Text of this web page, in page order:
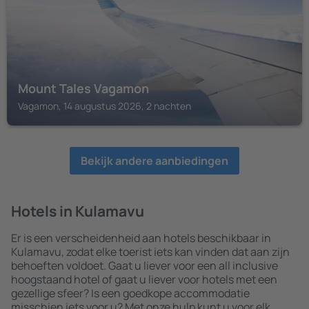
Mount Tales Vagamon
Vagamon, 14 augustus 2026, 2 nachten
Bekijk andere aanbiedingen
Hotels in Kulamavu
Er is een verscheidenheid aan hotels beschikbaar in
Kulamavu, zodat elke toerist iets kan vinden dat aan zijn
behoeften voldoet. Gaat u liever voor een all inclusive
hoogstaand hotel of gaat u liever voor hotels met een
gezellige sfeer? Is een goedkope accommodatie